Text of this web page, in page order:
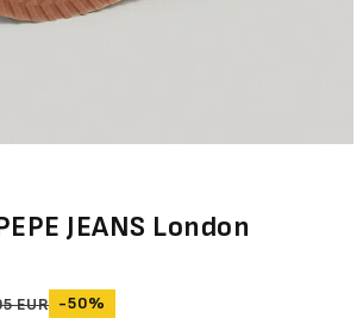
JEANS London
EUR -50%